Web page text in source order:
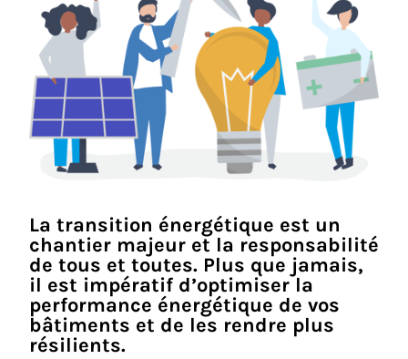
La transition énergétique est un
chantier majeur et la responsabilité
de tous et toutes. Plus que jamais,
il est impératif d’optimiser la
performance énergétique de vos
bâtiments et de les rendre plus
résilients.